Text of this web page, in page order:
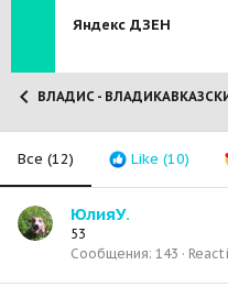
Яндекс ДЗЕН
ВЛАДИС -
Все (12) Like (10)
ЮлияУ.
53
Сообщения 143